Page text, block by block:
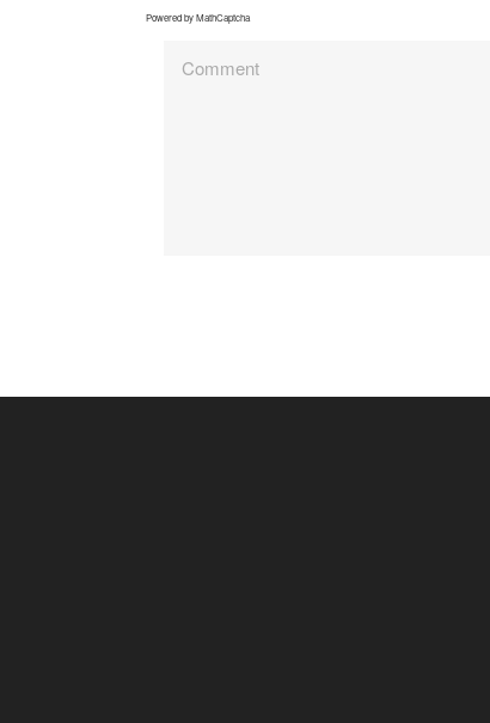
Powered byMathCaptcha